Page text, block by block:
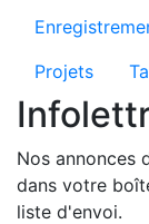
Projets
Nos annonces
dans votre
liste d'envoi.